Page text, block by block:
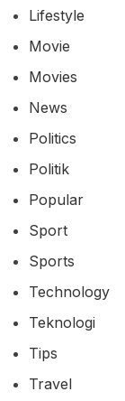
Lifestyle
Movie
Movies
News
Politics
Politik
Popular
Sport
Sports
Technology
Teknologi
Tips
Travel